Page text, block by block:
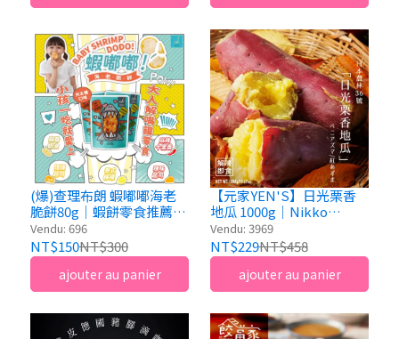
(爆)查理布朗 蝦嘟嘟海老
脆餅80g｜蝦餅零食推薦・
多口味蝦片
Vendu: 696
NT$150NT$300
ajouter au panier
【元家YEN'S】日光栗香
地瓜 1000g｜Nikko
Chestnut Sweet Potato
Vendu: 3969
NT$229NT$458
ajouter au panier